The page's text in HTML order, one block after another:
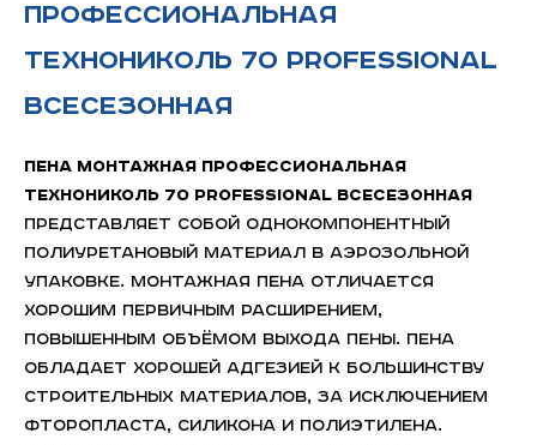
профессиональная
ТЕХНОНИКОЛЬ 70 PROFESSIONAL
всесезонная
Пена монтажная профессиональная
ТЕХНОНИКОЛЬ 70 PROFESSIONAL всесезонная
представляет собой однокомпонентный
полиуретановый материал в аэрозольной
упаковке. Монтажная пена отличается
хорошим первичным расширением,
повышенным объёмом выхода пены. Пена
обладает хорошей адгезией к большинству
строительных материалов, за исключением
фторопласта, силикона и полиэтилена.